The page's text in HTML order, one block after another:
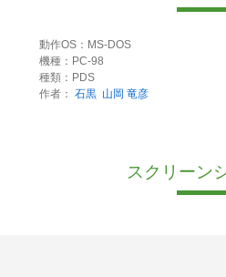
動作OS：MS-DOS
機種：PC-98
種類：PDS
作者： 石黒 山岡 竜彦
スクリーン